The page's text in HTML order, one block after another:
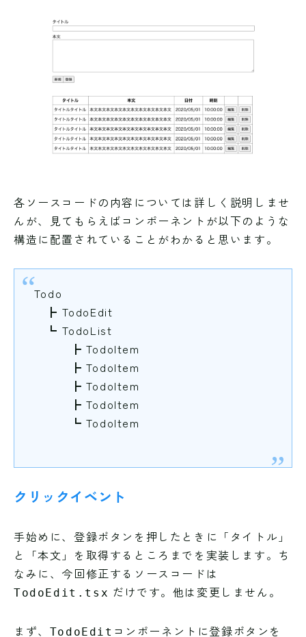
各ソースコードの内容については詳しく説明しませ
んが、見てもらえばコンポーネントが以下のような
構造に配置されていることがわかると思います。
Todo
┣ TodoEdit
┗ TodoList
┣ TodoItem
┣ TodoItem
┣ TodoItem
┣ TodoItem
┗ TodoItem
クリックイベント
手始めに、登録ボタンを押したときに「タイトル」
と「本文」を取得するところまでを実装します。ち
なみに、今回修正するソースコードは
TodoEdit.tsx だけです。他は変更しません。
まず、 TodoEdit コンポーネントに登録ボタンを